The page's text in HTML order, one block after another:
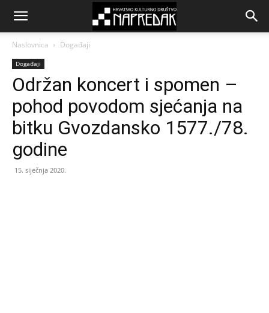
Naslovnica Događaji
Događaji
Održan koncert i spomen –
pohod povodom sjećanja na
bitku Gvozdansko 1577./78.
godine
15. siječnja 2020.